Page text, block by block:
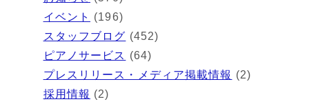
イベント
(196)
スタッフブログ (452)
ピアノサービス (64)
プレスリリース・メディア掲載情報 (2)
採用情報 (2)